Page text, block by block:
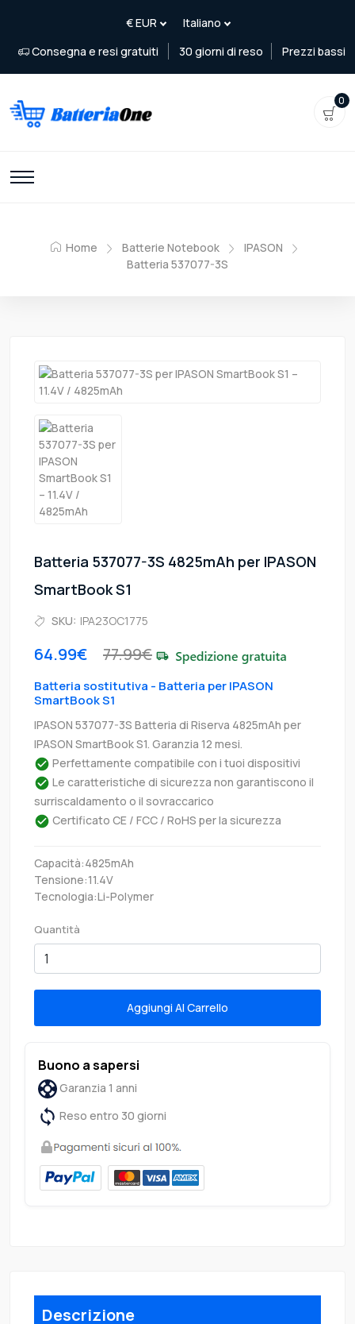
Consegna e resi gratuiti 30 giorni di reso Prezzi bassi
0
Home Batterie Notebook
IPASON
Batteria 537077-3S
Batteria 537077-3S 4825mAh per IPASON
SmartBook S1
SKU: IPA23OC1775
64.99€ 77.99€
Batteria sostitutiva - Batteria per IPASON
SmartBook S1
IPASON 537077-3S Batteria di Riserva 4825mAh per
IPASON SmartBook S1. Garanzia 12 mesi.
Perfettamente compatibile con i tuoi dispositivi
Le caratteristiche di sicurezza non garantiscono il
surriscaldamento o il sovraccarico
Certificato CE / FCC / RoHS per la sicurezza
Capacità:4825mAh
Tensione:11.4V
Tecnologia:Li-Polymer
Quantità
Aggiungi Al Carrello
Buono a sapersi
Garanzia 1 anni
Reso entro 30 giorni
Descrizione